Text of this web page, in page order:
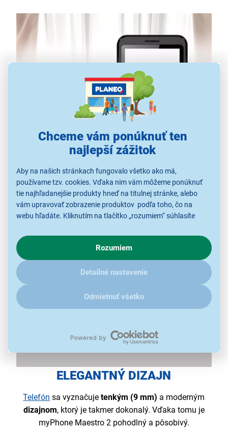
Chceme vám ponúknuť ten
najlepší zážitok
Aby na našich stránkach fungovalo všetko ako má,
používame tzv. cookies. Vďaka nim vám môžeme ponúknuť
tie najhľadanejšie produkty hneď na titulnej stránke, alebo
vám upravovať zobrazenie produktov podľa toho, čo na
webu hľadáte. Kliknutím na tlačítko „rozumiem“ súhlasíte
o chovaní na webe pre zobrazovaní cielených reklám.
V prípade že vás zaujímajú detaily, ako u nás s cookies a
ďalšími údaji pracujeme, kliknitesem.
Rozumiem
Detailné nastavenie
Odmietnuť všetko
VEĽKÝ DISPLEJ
Telefón myPhone Maestro 2 disponuje veľkým
displejom , ktorý ponúka dobrépodanie farieba
čitateľnosť pre maximálnykomfort používateľa
Zároveň je telefónkompaktnýa praktický.
ELEGANTNÝ DIZAJN
Telefón sa vyznačuje tenkým (9 mm) a moderným
dizajnom, ktorý je takmer dokonalý. Vďaka tomu je
myPhone Maestro 2 pohodlný a pôsobivý.